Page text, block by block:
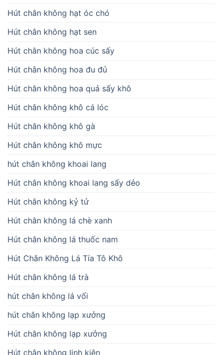
Hút chân không hạt óc chó
Hút chân không hạt sen
Hút chân không hoa cúc sấy
Hút chân không hoa đu đủ
Hút chân không hoa quả sấy khô
Hút chân không khô cá lóc
Hút chân không khô gà
Hút chân không khô mực
hút chân không khoai lang
Hút chân không khoai lang sấy dẻo
Hút chân không kỷ tử
Hút chân không lá chè xanh
Hút chân không lá thuốc nam
Hút Chân Không Lá Tía Tô Khô
Hút chân không lá trà
hút chân không lá vối
hút chân không lạp xưởng
Hút chân không lạp xưởng
Hút chân không linh kiện